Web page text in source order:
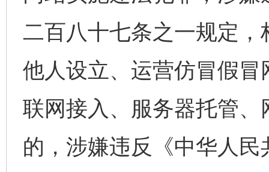
二百八十七条之一规定
他人设立、运营仿冒假
联网接入、服务器托管
的，涉嫌违反《中华人